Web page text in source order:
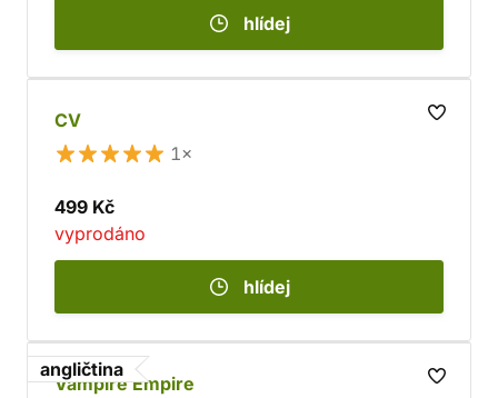
hlídej
CV
1×
499 Kč
vyprodáno
hlídej
angličtina
Vampire Empire